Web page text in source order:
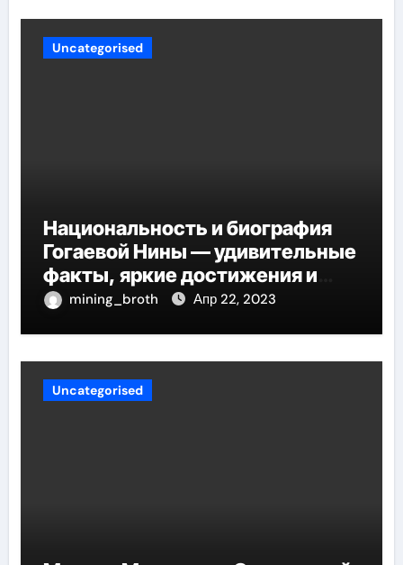
Uncategorised
Национальность и биография
Гогаевой Нины — удивительные
факты, яркие достижения и
потрясающий путь к успеху
mining_broth Апр 22, 2023
Uncategorised